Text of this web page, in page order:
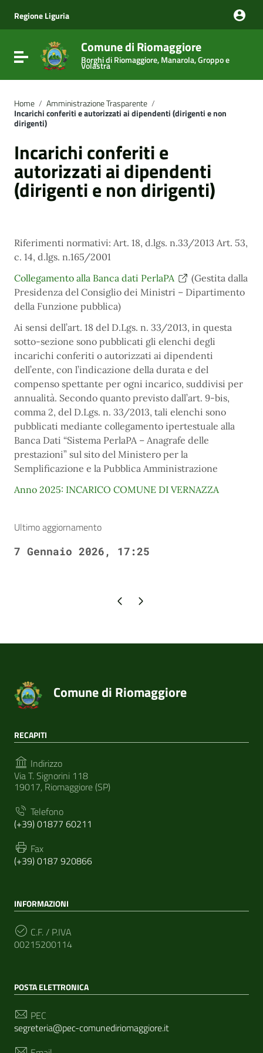
Vai al menu di navigazione
Vai al footer
Regione Liguria
Attiva / disattiva la navigazione
Comune di Riomaggiore
Borghi di Riomaggiore, Manarola, Groppo e
Volastra
Home / Amministrazione Trasparente /
Incarichi conferiti e autorizzati ai dipendenti (dirigenti e non
dirigenti)
Incarichi conferiti e
autorizzati ai dipendenti
(dirigenti e non dirigenti)
Riferimenti normativi: Art. 18, d.lgs. n.33/2013 Art. 53,
c. 14, d.lgs. n.165/2001
Collegamento alla Banca dati PerlaPA
(Gestita dalla
Presidenza del Consiglio dei Ministri – Dipartimento
della Funzione pubblica)
Ai sensi dell’art. 18 del D.Lgs. n. 33/2013, in questa
sotto-sezione sono pubblicati gli elenchi degli
incarichi conferiti o autorizzati ai dipendenti
dell’ente, con l’indicazione della durata e del
compenso spettante per ogni incarico, suddivisi per
annualità. Secondo quanto previsto dall’art. 9-bis,
comma 2, del D.Lgs. n. 33/2013, tali elenchi sono
pubblicati mediante collegamento ipertestuale alla
Banca Dati “Sistema PerlaPA – Anagrafe delle
prestazioni” sul sito del Ministero per la
Semplificazione e la Pubblica Amministrazione
Anno 2025: INCARICO COMUNE DI VERNAZZA
Ultimo aggiornamento
7 Gennaio 2026, 17:25
Pagina precedente
Pagina successiva
Comune di Riomaggiore
RECAPITI
Indirizzo
Via T. Signorini 118
19017, Riomaggiore (SP)
Telefono
(+39) 01877 60211
Fax
(+39) 0187 920866
INFORMAZIONI
C.F. / P.IVA
00215200114
POSTA ELETTRONICA
PEC
segreteria@pec-comunediriomaggiore.it